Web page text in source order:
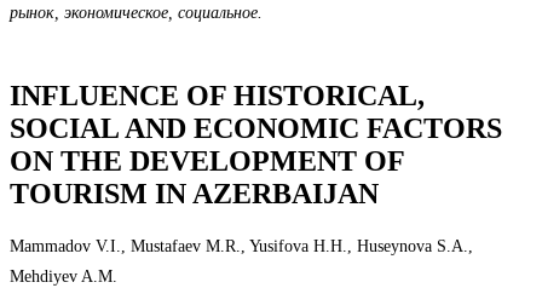
рынок, экономическое, социальное.
INFLUENCE OF HISTORICAL,
SOCIAL AND ECONOMIC FACTORS
ON THE DEVELOPMENT OF
TOURISM IN AZERBAIJAN
Mammadov V.I., Mustafaev M.R., Yusifova H.H., Huseynova S.A.,
Mehdiyev A.M.